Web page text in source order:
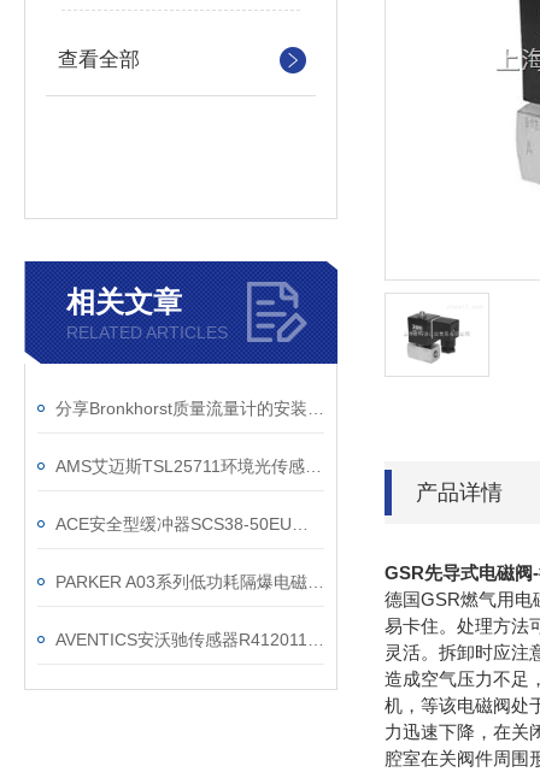
查看全部
相关文章
RELATED ARTICLES
产品详情
GSR先导式电磁阀
德国GSR燃气用电
易卡住。处理方法
灵活。拆卸时应注
造成空气压力不足
机，等该电磁阀处
力迅速下降，在关
腔室在关阀件周围